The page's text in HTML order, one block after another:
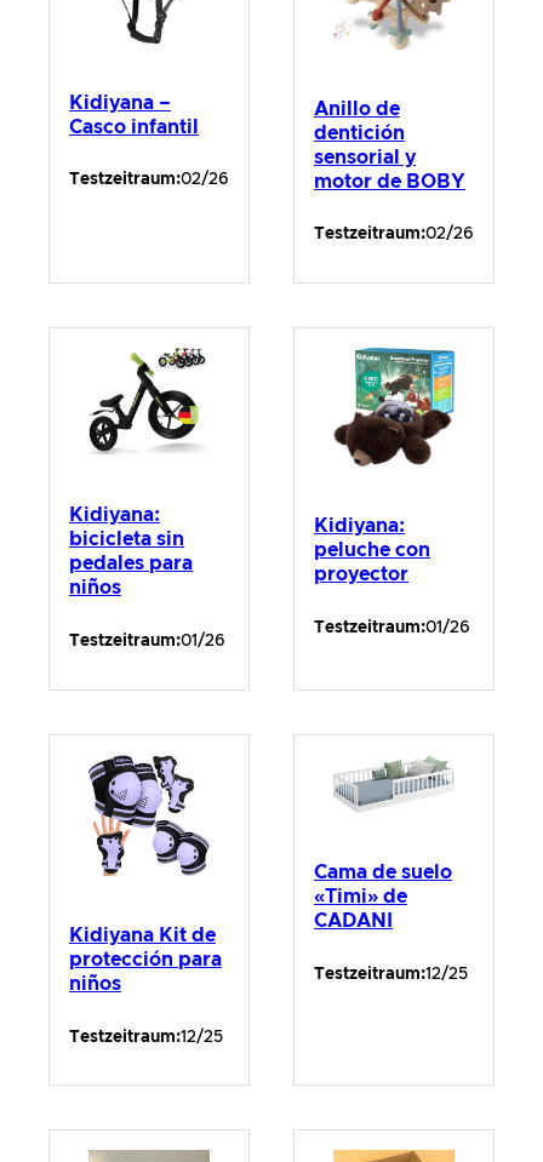
Kidiyana –
Casco infantil
Testzeitraum:02/26
Anillo de
dentición
sensorial y
motor de BOBY
Testzeitraum:02/26
Kidiyana:
bicicleta sin
pedales para
niños
Testzeitraum:01/26
Kidiyana:
peluche con
proyector
Testzeitraum:01/26
Kidiyana Kit de
protección para
niños
Testzeitraum:12/25
Cama de suelo
«Timi» de
CADANI
Testzeitraum:12/25